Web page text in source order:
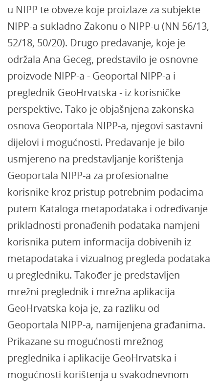
u NIPP te obveze koje proizlaze za subjekte
NIPP-a sukladno Zakonu o NIPP-u (NN 56/13,
52/18, 50/20). Drugo predavanje, koje je
održala Ana Geceg, predstavilo je osnovne
proizvode NIPP-a - Geoportal NIPP-a i
preglednik GeoHrvatska - iz korisničke
perspektive. Tako je objašnjena zakonska
osnova Geoportala NIPP-a, njegovi sastavni
dijelovi i mogućnosti. Predavanje je bilo
usmjereno na predstavljanje korištenja
Geoportala NIPP-a za profesionalne
korisnike kroz pristup potrebnim podacima
putem Kataloga metapodataka i određivanje
prikladnosti pronađenih podataka namjeni
korisnika putem informacija dobivenih iz
metapodataka i vizualnog pregleda podataka
u pregledniku. Također je predstavljen
mrežni preglednik i mrežna aplikacija
GeoHrvatska koja je, za razliku od
Geoportala NIPP-a, namijenjena građanima.
Prikazane su mogućnosti mrežnog
preglednika i aplikacije GeoHrvatska i
mogućnosti korištenja u svakodnevnom